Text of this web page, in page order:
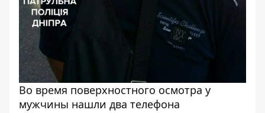
Во время поверхностного осмотра у
мужчины нашли два телефона